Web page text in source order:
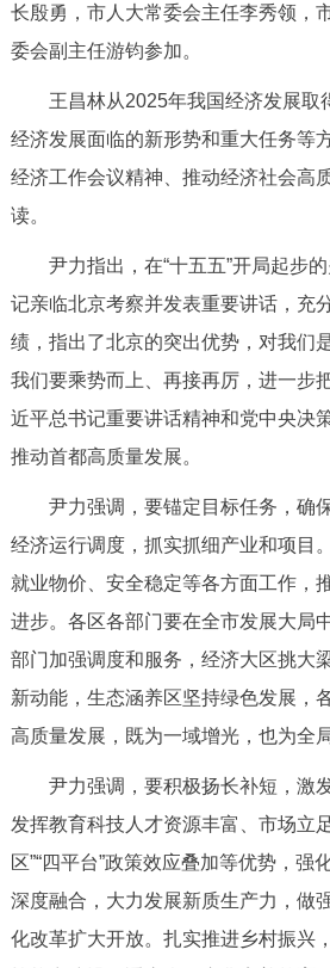
政民互动
12345网上接诉即办 我要咨
参与调查 在线访谈
北京概况 十六区概览
绿色北京 图说北京
多语种
한국어
ESPAÑOL العربية
ITALIANO
长殷勇，市人大常委会主任李秀领，
委会副主任游钧参加。
王昌林从2025年我国经济发展取
经济发展面临的新形势和重大任务等
经济工作会议精神、推动经济社会高
读。
尹力指出，在“十五五”开局起步的
记亲临北京考察并发表重要讲话，充
绩，指出了北京的突出优势，对我们
我们要乘势而上、再接再厉，进一步
近平总书记重要讲话精神和党中央决
推动首都高质量发展。
尹力强调，要锚定目标任务，确
经济运行调度，抓实抓细产业和项目
就业物价、安全稳定等各方面工作，
进步。各区各部门要在全市发展大局
部门加强调度和服务，经济大区挑大
新动能，生态涵养区坚持绿色发展，
高质量发展，既为一域增光，也为全
尹力强调，要积极扬长补短，激
发挥教育科技人才资源丰富、市场立
区”“四平台”政策效应叠加等优势，强
深度融合，大力发展新质生产力，做
化改革扩大开放。扎实推进乡村振兴